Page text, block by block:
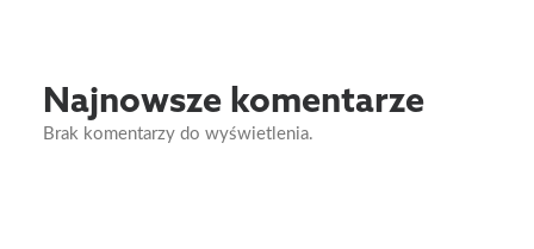
Najnowsze komentarze
Brak komentarzy do wyświetlenia.